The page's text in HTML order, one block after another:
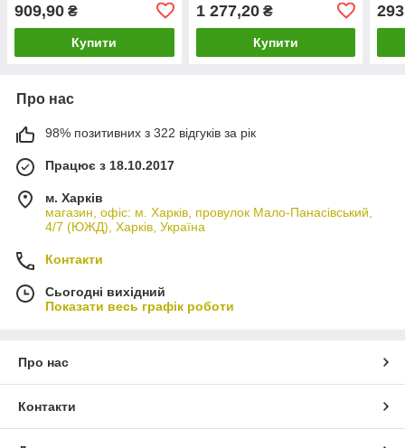
909,90 ₴
Купити
1 277,20₴
Купити
Про нас
98% позитивних з 322 відгуків за рік
Працює з 18.10.2017
м. Харків
магазин, офіс: м. Харків, провулок Мало-Панасівський,
4/7 (ЮЖД), Харків, Україна
Контакти
Сьогодні вихідний
Показати весь графік роботи
Про нас
Контакти